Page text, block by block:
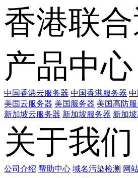
香港联
产品中心
中国香港云服务器 中国香港服务器
美国云服务器 美国服务器 美国高防
新加坡云服务器 新加坡服务器 新加
关于我们
公司介绍 帮助中心 域名污染检测 网